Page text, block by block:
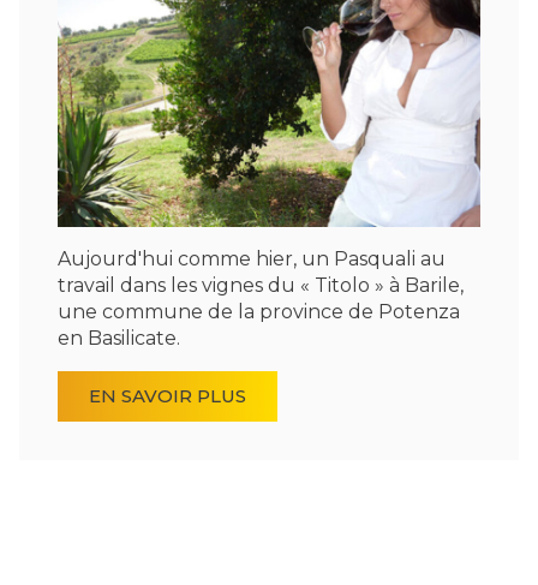
Aujourd'hui comme hier, un Pasquali au
travail dans les vignes du « Titolo » à Barile,
une commune de la province de Potenza
en Basilicate.
EN SAVOIR PLUS